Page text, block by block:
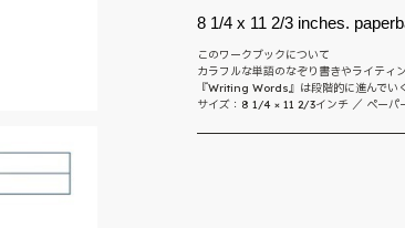
8 1/4 x 11 2/3 inches.
このワークブックについて
カラフルな単語のなぞり書きやライティ
『Writing Words』は段階的に進んでい
サイズ：8 1/4 × 11 2/3インチ ／ ペーパ